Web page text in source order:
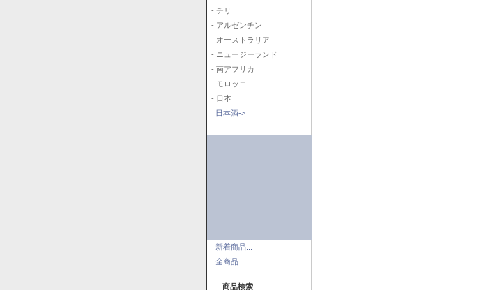
- チリ
- アルゼンチン
- オーストラリア
- ニュージーランド
- 南アフリカ
- モロッコ
- 日本
日本酒->
新着商品...
全商品...
商品検索